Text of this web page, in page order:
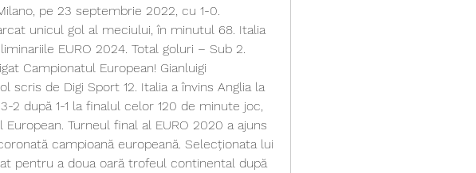
pe 23 septembrie 2022, cu 1-0.
unicul gol al meciului, în minutul 68. Italia
EURO 2024. Total goluri – Sub 2.
Campionatul European! Gianluigi
scris de Digi Sport 12. Italia a învins Anglia la
2 după 1-1 la finalul celor 120 de minute joc,
Turneul final al EURO 2020 a ajuns
campioană europeană. Selecționata lui
pentru a doua oară trofeul continental după